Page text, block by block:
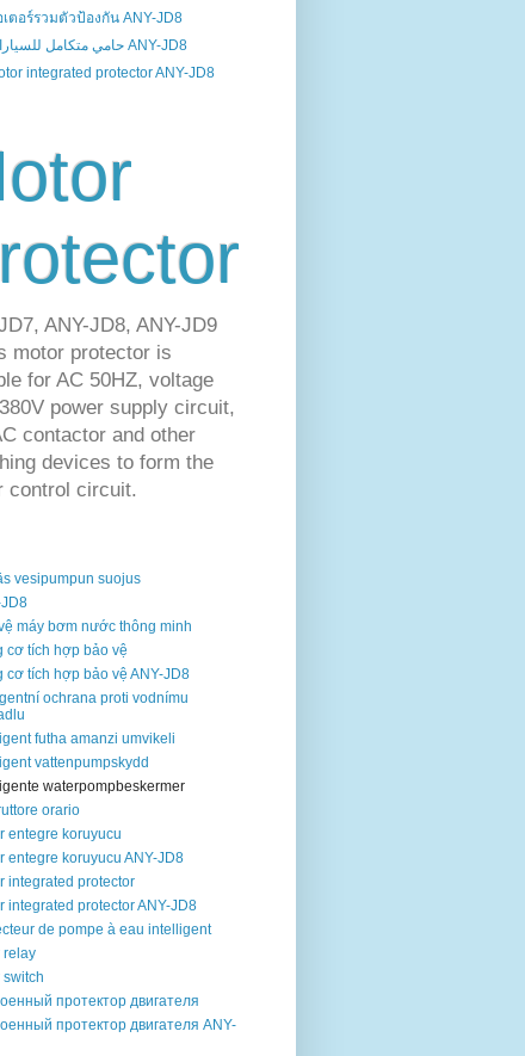
ตอร์รวมตัวป้องกัน ANY-JD8
حامي متكامل للسيارات ANY-JD8
integrated protector ANY-JD8
ANY-JD8, ANY-JD9
motor protector is
for AC 50HZ, voltage
power supply circuit,
contactor and other
devices to form the
control circuit.
vesipumpun suojus
máy bơm nước thông minh
cơ tích hợp bảo vệ
cơ tích hợp bảo vệ ANY-JD8
ochrana proti vodnímu
futha amanzi umvikeli
vattenpumpskydd
waterpompbeskermer
orario
entegre koruyucu
entegre koruyucu ANY-JD8
integrated protector
integrated protector ANY-JD8
de pompe à eau intelligent
relay
switch
протектор двигателя
протектор двигателя ANY-